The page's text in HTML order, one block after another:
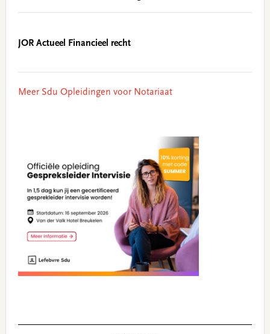
JOR Actueel Financieel recht
Meer Sdu Opleidingen voor Notariaat